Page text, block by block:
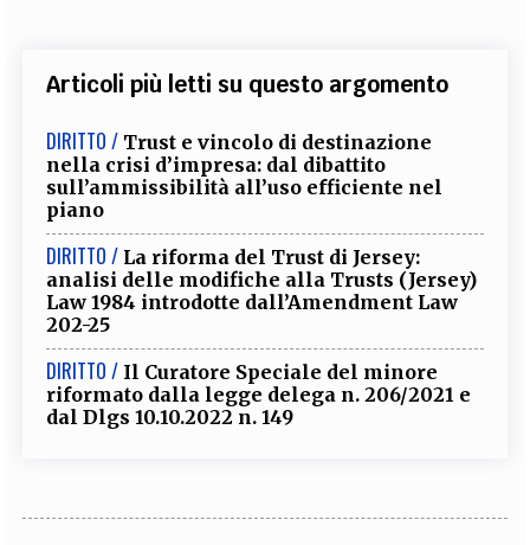
Articoli più letti su questo argomento
DIRITTO / Trust e vincolo di destinazione
nella crisi d’impresa: dal dibattito
sull’ammissibilità all’uso efficiente nel
piano
DIRITTO / La riforma del Trust di Jersey:
analisi delle modifiche alla Trusts (Jersey)
Law 1984 introdotte dall’Amendment Law
202-25
DIRITTO / Il Curatore Speciale del minore
riformato dalla legge delega n. 206/2021 e
dal Dlgs 10.10.2022 n. 149